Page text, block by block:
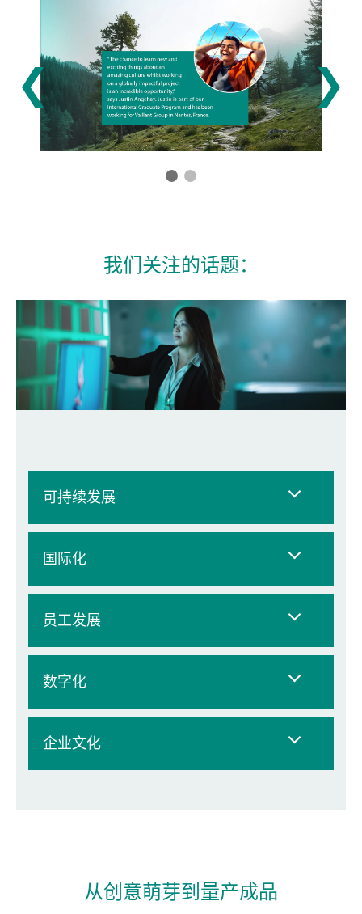
❮ ❯
我们关注的话题：
可持续发展
国际化
员工发展
数字化
企业文化
从创意萌芽到量产成品